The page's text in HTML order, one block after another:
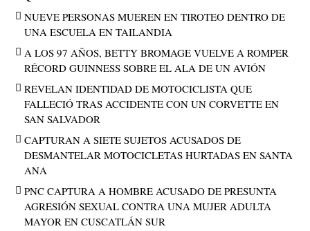
NUEVE PERSONAS MUEREN EN TIROTEO DENTRO DE
UNA ESCUELA EN TAILANDIA
A LOS 97 AÑOS, BETTY BROMAGE VUELVE A ROMPER
RÉCORD GUINNESS SOBRE EL ALA DE UN AVIÓN
REVELAN IDENTIDAD DE MOTOCICLISTA QUE
FALLECIÓ TRAS ACCIDENTE CON UN CORVETTE EN
SAN SALVADOR
CAPTURAN A SIETE SUJETOS ACUSADOS DE
DESMANTELAR MOTOCICLETAS HURTADAS EN SANTA
ANA
PNC CAPTURA A HOMBRE ACUSADO DE PRESUNTA
AGRESIÓN SEXUAL CONTRA UNA MUJER ADULTA
MAYOR EN CUSCATLÁN SUR